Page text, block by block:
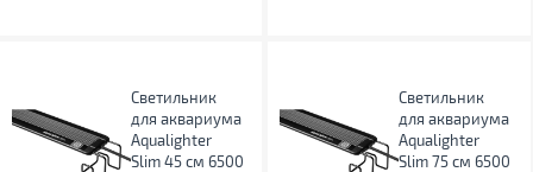
Светильник
для аквариума
Aqualighter
Slim 45 см 6500
Светильник
для аквариума
Aqualighter
Slim 75 см 6500